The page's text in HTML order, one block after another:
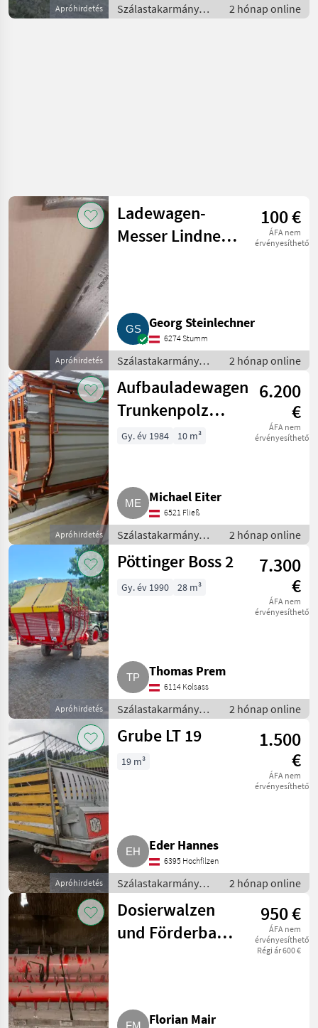
Apróhirdetés
Szálastakarmány
betakarítók /
2 hónap online
Apróhirdetés
Ladewagen-
Messer Lindner
100 €
ÁFA nem
érvényesíthető
Georg Steinlechner
6274 Stumm
Szálastakarmány
betakarítók /
Rendfelszedő
pótkocsi
2 hónap online
Apróhirdetés
Aufbauladewagen
Trunkenpolz
A/LG 80
6.200
€
ÁFA nem
érvényesíthető
Gy. év 1984 10 m³
Michael Eiter
6521 Fließ
Szálastakarmány
betakarítók /
Rendfelszedő
2 hónap online
Apróhirdetés
Pöttinger Boss 2
7.300
€
ÁFA nem
érvényesíthető
Gy. év 1990 28 m³
Thomas Prem
6114 Kolsass
Szálastakarmány
betakarítók /
Rendfelszedő
2 hónap online
Apróhirdetés
Grube LT 19
1.500
€
ÁFA nem
érvényesíthető
19 m³
Eder Hannes
6395 Hochfilzen
Szálastakarmány
betakarítók /
Rendfelszedő
pótkocsi
2 hónap online
Dosierwalzen
und Förderband
950 €
ÁFA nem
érvényesíthető
Régi ár 600 €
Florian Mair